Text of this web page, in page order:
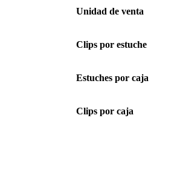
Unidad de venta
Clips por estuche
Estuches por caja
Clips por caja